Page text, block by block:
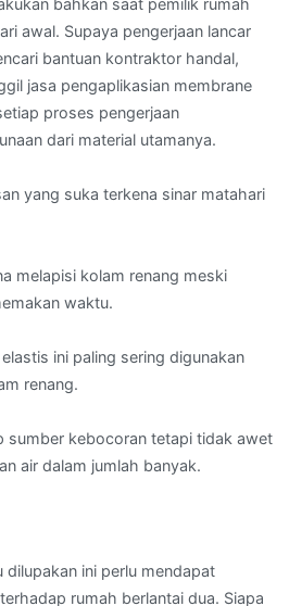
bahkan saat pemilik rumah
awal. Supaya pengerjaan lancar
bantuan kontraktor handal,
jasa pengaplikasian membrane
proses pengerjaan
dari material utamanya.
yang suka terkena sinar matahari
melapisi kolam renang meski
waktu.
ini paling sering digunakan
renang.
sumber kebocoran tetapi tidak awet
air dalam jumlah banyak.
dilupakan ini perlu mendapat
rumah berlantai dua. Siapa